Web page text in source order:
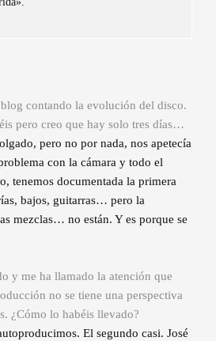
contando la evolución del disco.
pero creo que hay solo tres días…
pero no por nada, nos apetecía
con la cámara y todo el
tenemos documentada la primera
bajos, guitarras… pero la
mezclas… no están. Y es porque se
y me ha llamado la atención que
no se tiene una perspectiva
¿Cómo lo habéis llevado?
El segundo casi. José